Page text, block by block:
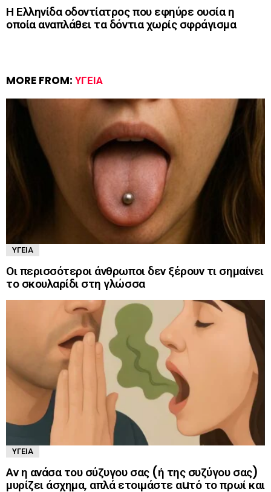
Η Ελληνίδα οδοντίατρος που εφηύρε ουσία η
οποία αναπλάθει τα δόντια χωρίς σφράγισμα
MORE FROM: ΥΓΕΊΑ
ΥΓΕΊΑ
Οι περισσότεροι άνθρωποι δεν ξέρουν τι σημαίνει
το σκουλαρίδι στη γλώσσα
ΥΓΕΊΑ
Αν η ανάσα του σύζυγου σας (ή της συζύγου σας)
μυρίζει άσχημα, απλά ετοιμάστε αuτό το πρωί και